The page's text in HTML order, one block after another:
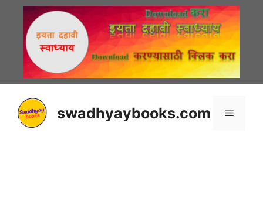
content
swadhyaybooks.com Menu